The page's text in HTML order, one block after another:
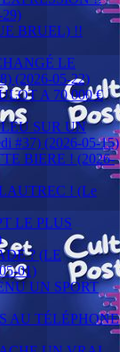
29)
BRUEL) !!
LE
(2026-05-22)
A 70 000 €
SUR UN
#37) (2026-05-15)
BIERE ! (2026-
! (Le
LE PLUS
? (LE
01)
UN SPORT
AU TÉLÉPHONE